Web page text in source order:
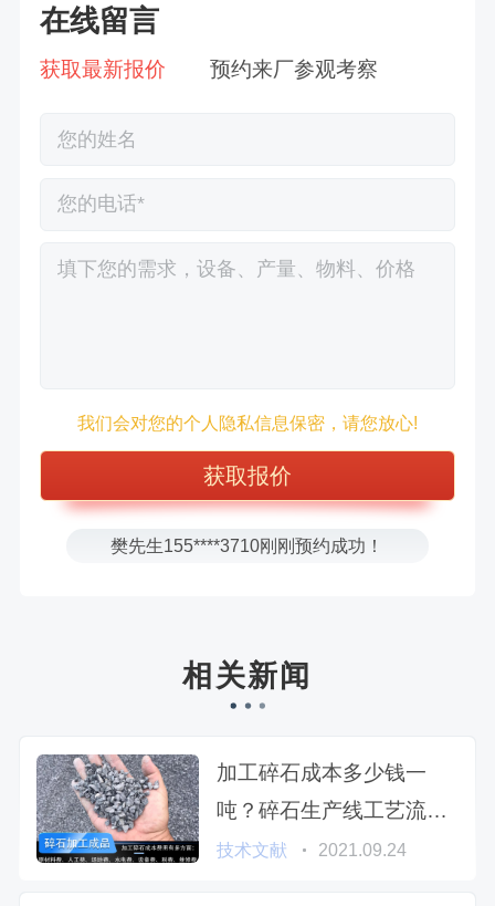
在线留言
获取最新报价 预约来厂参观考察
我们会对您的个人隐私信息保密，请您放心!
张先生131****7997刚刚预约成功！
方先生150****5692刚刚预约成功！
樊先生155****3710刚刚预约成功！
王先生183****6078刚刚预约成功！
相关新闻
加工碎石成本多少钱一
吨？碎石生产线工艺流程
如何设计？
技术文献 2021.09.24